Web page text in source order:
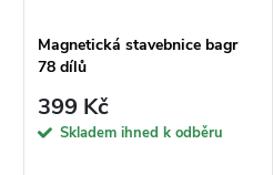
Magnetická stavebnice bagr
78 dílů
399 Kč
Skladem ihned k odběru